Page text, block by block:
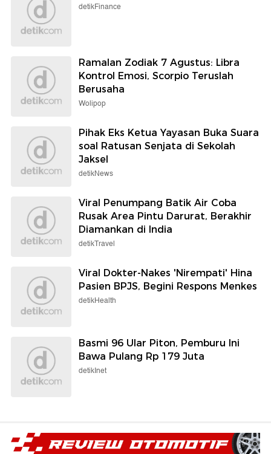
detikFinance
Ramalan Zodiak 7 Agustus: Libra
Kontrol Emosi, Scorpio Teruslah
Berusaha
Wolipop
Pihak Eks Ketua Yayasan Buka Suara
soal Ratusan Senjata di Sekolah
Jaksel
detikNews
Viral Penumpang Batik Air Coba
Rusak Area Pintu Darurat, Berakhir
Diamankan di India
detikTravel
Viral Dokter-Nakes 'Nirempati' Hina
Pasien BPJS, Begini Respons Menkes
detikHealth
Basmi 96 Ular Piton, Pemburu Ini
Bawa Pulang Rp 179 Juta
detikInet